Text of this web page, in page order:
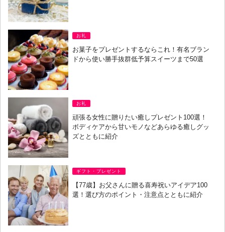
お礼
お菓子をプレゼントするならこれ！有名ブラン
ドから使い勝手抜群低予算スイーツまで50選
お礼
頑張る女性に贈りたい癒しプレゼント100選！
ボディケアから甘いモノなどあらゆる癒しグッ
ズとともに紹介
ギフト・プレゼント
【77歳】お父さんに贈る喜寿祝いアイデア100
選！選び方のポイント・注意点とともに紹介